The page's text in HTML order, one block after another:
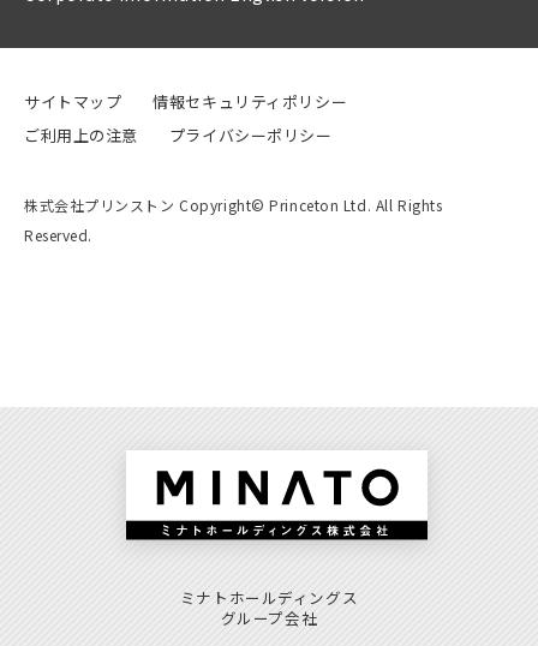
サイトマップ
情報セキュリティポリシー
ご利用上の注意
プライバシーポリシー
株式会社プリンストン Copyright© Princeton Ltd. All Rights
Reserved.
ミナトホールディングス
グループ会社